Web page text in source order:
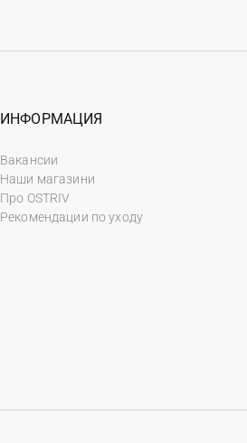
ИНФОРМАЦИЯ
Вакансии
Наши магазини
Про OSTRIV
Рекомендации по уходу